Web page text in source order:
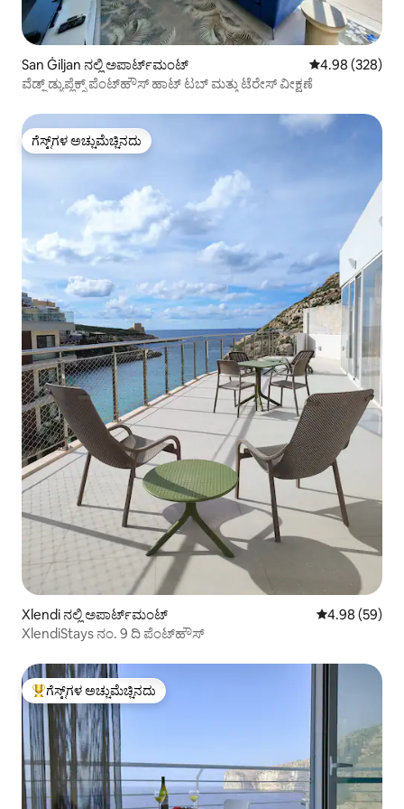
San Ġiljan ನಲ್ಲಿ ಅಪಾರ್ಟ್‌ಮಂಟ್ 5 ರಲ್ಲಿ 4.98
4.98 (328)
ವೆಡ್ಜ್ ಡ್ಯುಪ್ಲೆಕ್ಸ್ ಪೆಂಟ್‌ಹೌಸ್ ಹಾಟ್ ಟಬ್ ಮತ್ತು ಟೆರೇಸ್ ವೀಕ್ಷಣೆ
ಗೆಸ್ಟ್‌ಗಳ ಅಚ್ಚುಮೆಚ್ಚಿನದು
ಗೆಸ್ಟ್‌ಗಳ ಅಚ್ಚುಮೆಚ್ಚಿನದು
Xlendi ನಲ್ಲಿ ಅಪಾರ್ಟ್‌ಮಂಟ್ 5 ರಲ್ಲಿ 4.98
4.98 (59)
XlendiStays ನಂ. 9 ದಿ ಪೆಂಟ್‌ಹೌಸ್
ಗೆಸ್ಟ್‌ಗಳಿಗೆ ಅತಿ ಹೆಚ್ಚು ಅಚ್ಚುಮೆಚ್ಚಿನದು
ಗೆಸ್ಟ್‌ಗಳ ಅಚ್ಚುಮೆಚ್ಚಿನದು